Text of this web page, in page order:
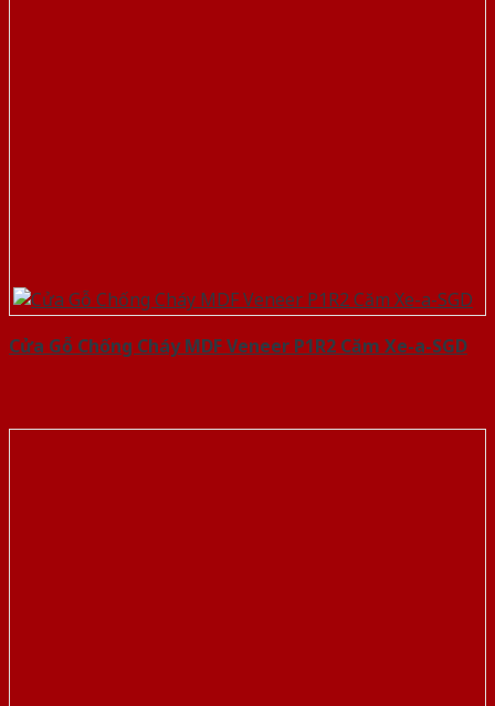
Cửa Gỗ Chống Cháy MDF Veneer P1R2 Căm Xe-a-SGD